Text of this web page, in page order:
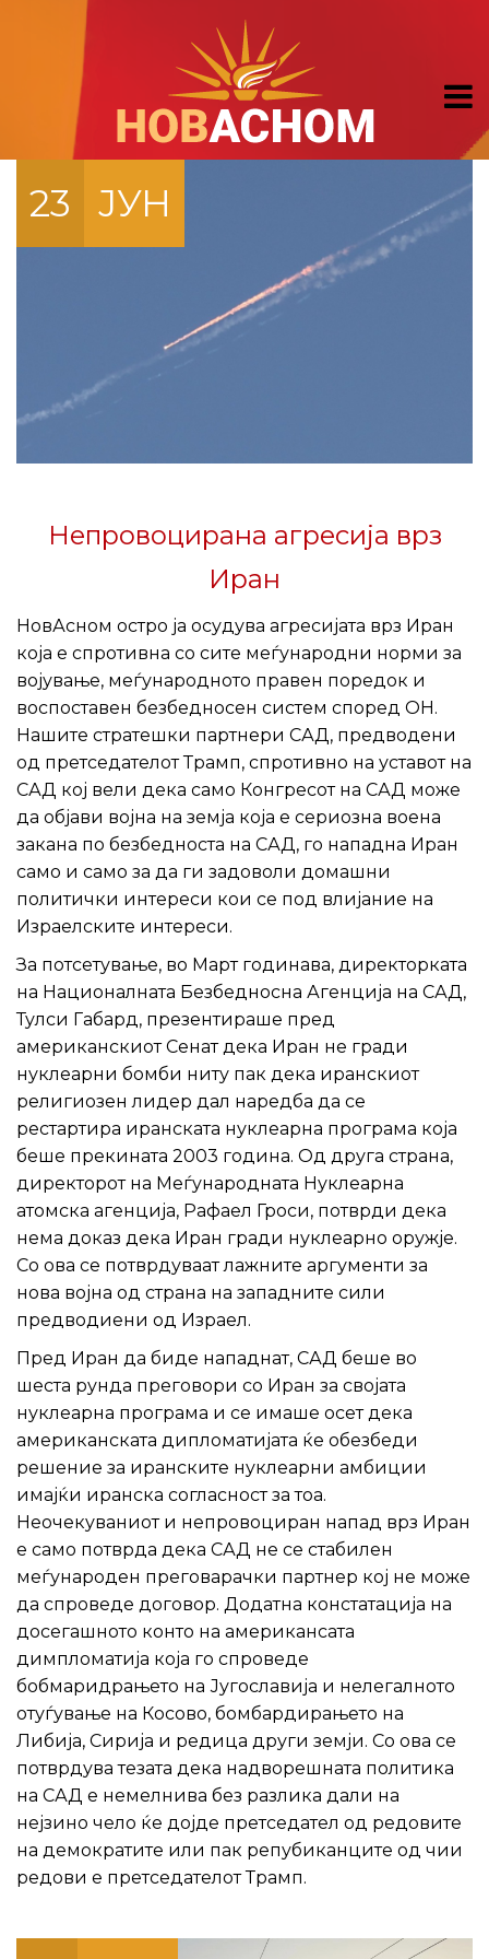
23 ЈУН
Непровоцирана агресија врз
Иран
НовАсном остро ја осудува агресијата врз Иран
која е спротивна со сите меѓународни норми за
војување, меѓународното правен поредок и
воспоставен безбедносен систем според ОН.
Нашите стратешки партнери САД, предводени
од претседателот Трамп, спротивно на уставот на
САД кој вели дека само Конгресот на САД може
да објави војна на земја која е сериозна воена
закана по безбедноста на САД, го нападна Иран
само и само за да ги задоволи домашни
политички интереси кои се под влијание на
Израелските интереси.
За потсетување, во Март годинава, директорката
на Националната Безбедносна Агенција на САД,
Тулси Габард, презентираше пред
американскиот Сенат дека Иран не гради
нуклеарни бомби ниту пак дека иранскиот
религиозен лидер дал наредба да се
рестартира иранската нуклеарна програма која
беше прекината 2003 година. Од друга страна,
директорот на Меѓународната Нуклеарна
атомска агенција, Рафаел Гроси, потврди дека
нема доказ дека Иран гради нуклеарно оружје.
Со ова се потврдуваат лажните аргументи за
нова војна од страна на западните сили
предводиени од Израел.
Пред Иран да биде нападнат, САД беше во
шеста рунда преговори со Иран за својата
нуклеарна програма и се имаше осет дека
американската дипломатијата ќе обезбеди
решение за иранските нуклеарни амбиции
имајќи иранска согласност за тоа.
Неочекуваниот и непровоциран напад врз Иран
е само потврда дека САД не се стабилен
меѓународен преговарачки партнер кој не може
да спроведе договор. Додатна констатација на
досегашното конто на американсата
димпломатија која го спроведе
бобмаридрањето на Југославија и нелегалното
отуѓување на Косово, бомбардирањето на
Либија, Сирија и редица други земји. Со ова се
потврдува тезата дека надворешната политика
на САД е немелнива без разлика дали на
нејзино чело ќе дојде претседател од редовите
на демократите или пак репубиканците од чии
редови е претседателот Трамп.